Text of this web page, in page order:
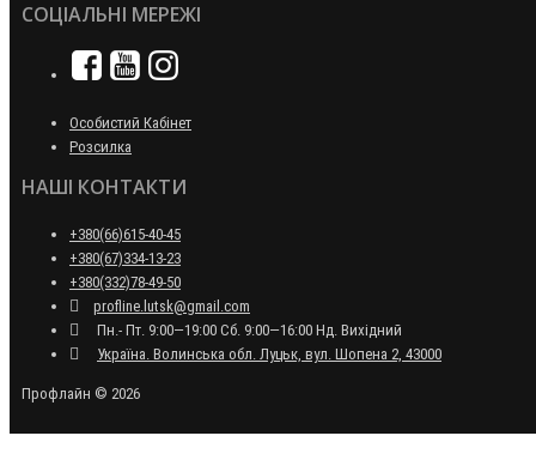
СОЦІАЛЬНІ МЕРЕЖІ
Особистий Кабінет
Розсилка
НАШІ КОНТАКТИ
+380(66)615-40-45
+380(67)334-13-23
+380(332)78-49-50
profline.lutsk@gmail.com
Пн.- Пт. 9:00—19:00 Сб. 9:00—16:00 Нд. Вихідний
Україна. Волинська обл. Луцьк, вул. Шопена 2, 43000
Профлайн © 2026